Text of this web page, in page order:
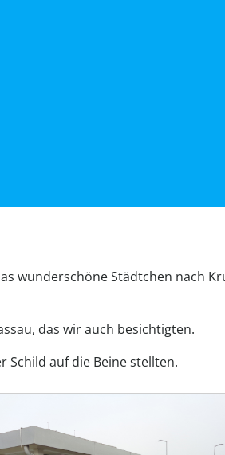
wunderschöne Städtchen nach
das wir auch besichtigten.
Schild auf die Beine stellten.